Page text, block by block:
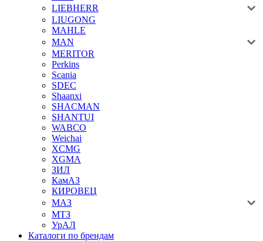
LIEBHERR
LIUGONG
MAHLE
MAN
MERITOR
Perkins
Scania
SDEC
Shaanxi
SHACMAN
SHANTUI
WABCO
Weichai
XCMG
XGMA
ЗИЛ
КамАЗ
КИРОВЕЦ
МАЗ
МТЗ
УрАЛ
Каталоги по брендам